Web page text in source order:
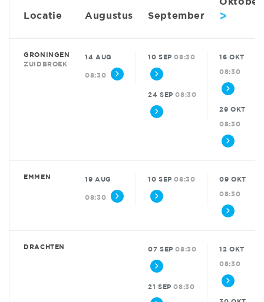
Locatie Augustus September
Oktober
>
GRONINGEN
ZUIDBROEK
14 AUG
08:30
10 SEP 08:30
24 SEP 08:30
16 OKT
08:30
29 OKT
08:30
EMMEN 19 AUG
08:30
10 SEP 08:30 09 OKT
08:30
DRACHTEN 07 SEP 08:30
21 SEP 08:30
12 OKT
08:30